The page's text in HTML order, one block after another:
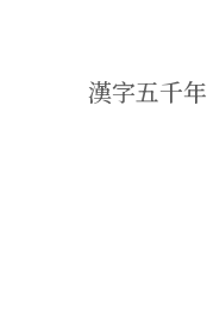
漢字五千